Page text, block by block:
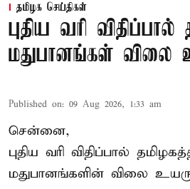
தமிழக செய்திகள்
புதிய வரி விதிப்பால்
மதுபானங்கள் விலை
Published on: 09 Aug 2026, 1:33 am
சென்னை,
புதிய வரி விதிப்பால்
மதுபானங்களின் விலை